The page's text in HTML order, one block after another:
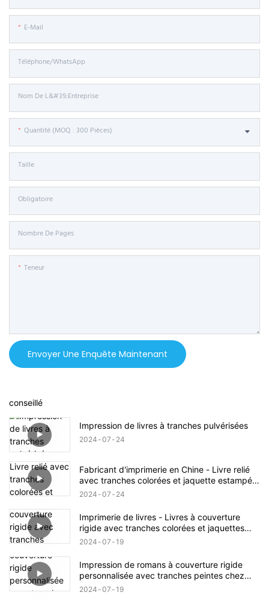
E-Mail
Téléphone/WhatsApp
Nom De L&#39;entreprise
Quantité (MOQ : 300 Pièces)
Taille
Obligatoire
Nombre De Pages
Teneur
Envoyer Une Enquête Maintenant
conseillé
Impression de livres à tranches pulvérisées
2024 07 24
Fabricant d'imprimerie en Chine - Livre relié
avec tranches colorées et jaquette estampée
à chaud
2024 07 24
Imprimerie de livres - Livres à couverture
rigide avec tranches colorées et jaquettes
métallisées
2024 07 19
Impression de romans à couverture rigide
personnalisée avec tranches peintes chez
HeMei Printing
2024 07 19